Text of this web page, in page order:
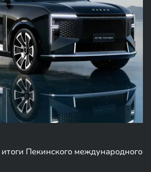
международного24 апреля